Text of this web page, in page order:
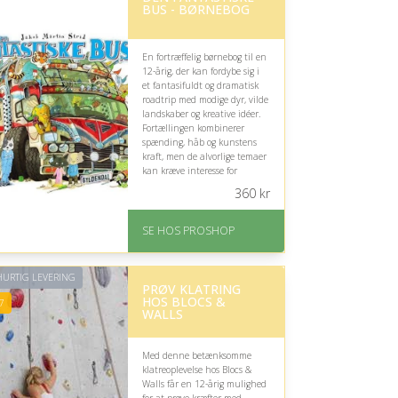
BUS - BØRNEBOG
En fortræffelig børnebog til en
12-årig, der kan fordybe sig i
et fantasifuldt og dramatisk
roadtrip med modige dyr, vilde
landskaber og kreative idéer.
Fortællingen kombinerer
spænding, håb og kunstens
kraft, men de alvorlige temaer
kan kræve interesse for
På lager
360kr
SE HOS PROSHOP
LEVERING
PRØV KLATRING
HOS BLOCS &
WALLS
Med denne betænksomme
klatreoplevelse hos Blocs &
Walls får en 12-årig mulighed